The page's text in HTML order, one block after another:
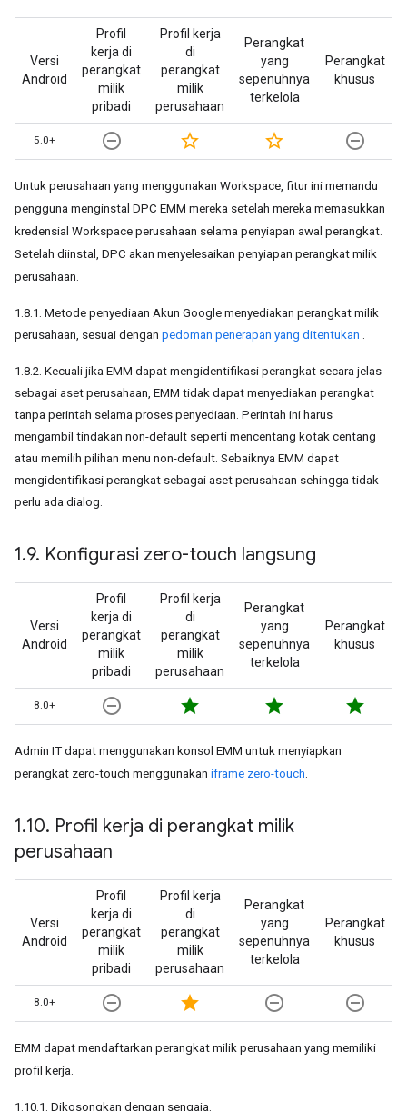
Versi
Android
Profil
kerja di
perangkat
milik
pribadi
Profil kerja
di
perangkat
milik
perusahaan
Perangkat
yang
sepenuhnya
terkelola
Perangkat
khusus
5.0+ remove_circle_outline star_border star_border remove_circle_outline
Untuk perusahaan yang menggunakan Workspace, fitur ini memandu
pengguna menginstal DPC EMM mereka setelah mereka memasukkan
kredensial Workspace perusahaan selama penyiapan awal perangkat.
Setelah diinstal, DPC akan menyelesaikan penyiapan perangkat milik
perusahaan.
1.8.1. Metode penyediaan Akun Google menyediakan perangkat milik
perusahaan, sesuai dengan pedoman penerapan yang ditentukan .
1.8.2. Kecuali jika EMM dapat mengidentifikasi perangkat secara jelas
sebagai aset perusahaan, EMM tidak dapat menyediakan perangkat
tanpa perintah selama proses penyediaan. Perintah ini harus
mengambil tindakan non-default seperti mencentang kotak centang
atau memilih pilihan menu non-default. Sebaiknya EMM dapat
mengidentifikasi perangkat sebagai aset perusahaan sehingga tidak
perlu ada dialog.
1.9. Konfigurasi zero-touch langsung
Versi
Android
Profil
kerja di
perangkat
milik
pribadi
Profil kerja
di
perangkat
milik
perusahaan
Perangkat
yang
sepenuhnya
terkelola
Perangkat
khusus
8.0+ remove_circle_outline star star star
Admin IT dapat menggunakan konsol EMM untuk menyiapkan
perangkat zero-touch menggunakan iframe zero-touch.
1.10. Profil kerja di perangkat milik
perusahaan
Versi
Android
Profil
kerja di
perangkat
milik
pribadi
Profil kerja
di
perangkat
milik
perusahaan
Perangkat
yang
sepenuhnya
terkelola
Perangkat
khusus
8.0+ remove_circle_outline star remove_circle_outline remove_circle_outline
EMM dapat mendaftarkan perangkat milik perusahaan yang memiliki
profil kerja.
1.10.1. Dikosongkan dengan sengaja.